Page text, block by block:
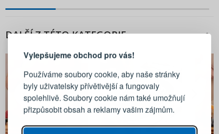
Vylepšujeme obchod pro vás!
Používáme soubory cookie, aby naše stránky
byly uživatelsky přívětivější a fungovaly
spolehlivě. Soubory cookie nám také umožňují
přizpůsobit obsah a reklamy vašim zájmům.
DALŠÍ Z TÉTO KATEGORIE
PŘIHLÁŠENÍ
Přihlaste se ke svému účtu
Emailová adresa